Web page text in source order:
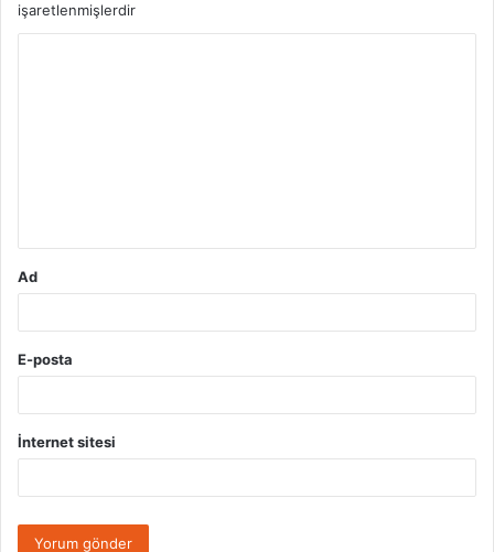
işaretlenmişlerdir
Ad
E-posta
İnternet sitesi